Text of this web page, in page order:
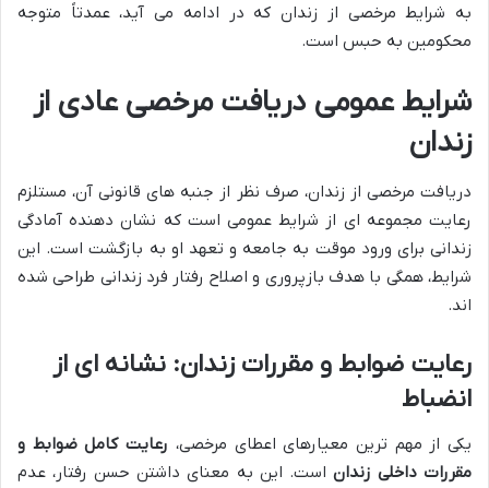
به شرایط مرخصی از زندان که در ادامه می آید، عمدتاً متوجه
محکومین به حبس است.
شرایط عمومی دریافت مرخصی عادی از
زندان
دریافت مرخصی از زندان، صرف نظر از جنبه های قانونی آن، مستلزم
رعایت مجموعه ای از شرایط عمومی است که نشان دهنده آمادگی
زندانی برای ورود موقت به جامعه و تعهد او به بازگشت است. این
شرایط، همگی با هدف بازپروری و اصلاح رفتار فرد زندانی طراحی شده
اند.
رعایت ضوابط و مقررات زندان: نشانه ای از
انضباط
یکی از مهم ترین معیارهای اعطای مرخصی، رعایت کامل ضوابط و
مقررات داخلی زنداناست. این به معنای داشتن حسن رفتار، عدم